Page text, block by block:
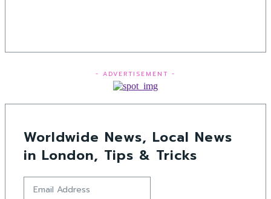
- ADVERTISEMENT -
Worldwide News, Local News
in London, Tips & Tricks